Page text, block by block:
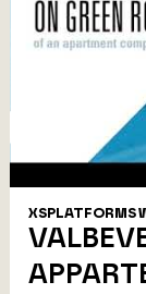
XSPLATFORMS